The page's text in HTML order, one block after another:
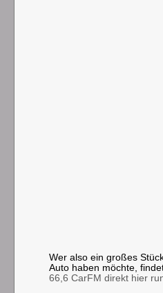
Wer also ein großes
Auto haben möchte,
66,6 CarFM direkt hier